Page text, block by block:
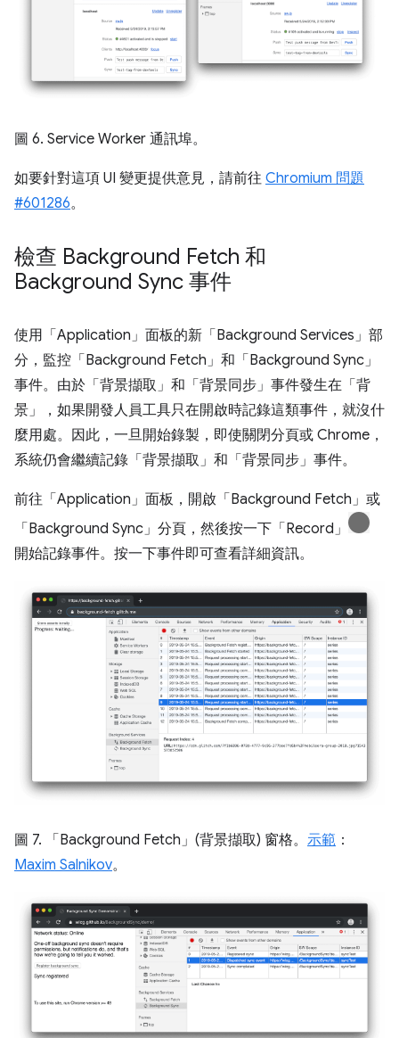
圖 6. Service Worker 通訊埠。
如要針對這項 UI 變更提供意見，請前往 Chromium 問題
#601286。
檢查 Background Fetch 和
Background Sync 事件
使用「Application」面板的新「Background Services」部
分，監控「Background Fetch」 和「Background Sync」
事件。由於「背景擷取」和「背景同步」事件發生在「背
景」，如果開發人員工具只在開啟時記錄這類事件，就沒什
麼用處。因此，一旦開始錄製，即使關閉分頁或 Chrome，
系統仍會繼續記錄「背景擷取」和「背景同步」事件。
前往「Application」 面板，開啟「Background Fetch」 或
「Background Sync」 分頁，然後按一下「Record」
開始記錄事件。按一下事件即可查看詳細資訊。
圖 7. 「Background Fetch」(背景擷取) 窗格。 示範 ：
Maxim Salnikov。